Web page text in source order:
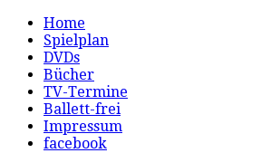
Home
Spielplan
DVDs
Bücher
TV-Termine
Ballett-frei
Impressum
facebook